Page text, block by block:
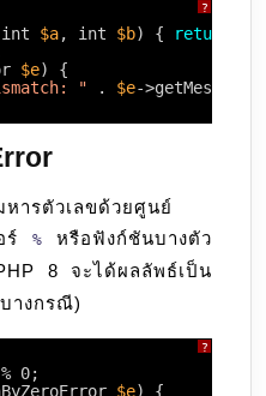
?
$a, int $b) { return
$e) {
" . $e-
ารตัวเลขด้วยศูนย์
ร์ % หรือฟังก์ชันบางตัว
8 จะได้ผลลัพธ์เป็น
างกรณี)
?
0;
$e) {